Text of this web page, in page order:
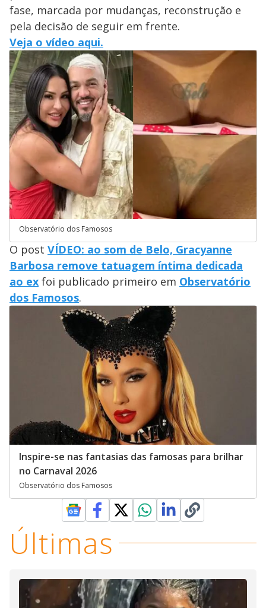
fase, marcada por mudanças, reconstrução e
pela decisão de seguir em frente.
Veja o vídeo aqui.
Observatório dos Famosos
O post VÍDEO: ao som de Belo, Gracyanne
Barbosa remove tatuagem íntima dedicada
ao ex foi publicado primeiro em Observatório
dos Famosos.
Inspire-se nas fantasias das famosas para brilhar
no Carnaval 2026
Observatório dos Famosos
Últimas